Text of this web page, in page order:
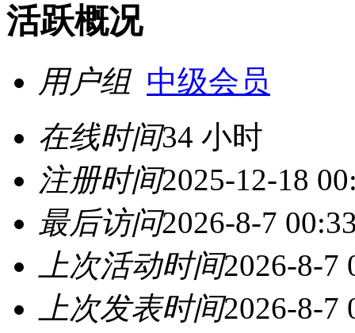
活跃概况
用户组 中级会员
在线时间34 小时
注册时间2025-12-18
最后访问2026-8-7
上次活动时间2026-8-7
上次发表时间2026-8-7